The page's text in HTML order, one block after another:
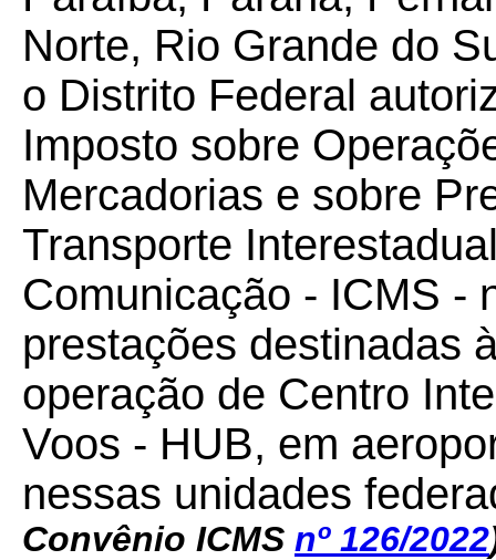
Norte, Rio Grande do
o Distrito Federal
Imposto sobre
Mercadorias e sobre
Transporte
Comunicação - ICMS -
prestações destinadas
operação de Centro
Voos - HUB, em
nessas unidades
Convênio ICMS nº 126/2022